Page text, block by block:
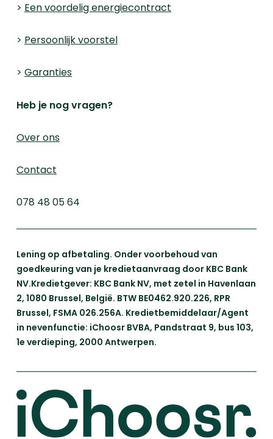
> Een voordelig energiecontract
> Persoonlijk voorstel
> Garanties
Heb je nog vragen?
Over ons
Contact
078 48 05 64
Lening op afbetaling. Onder voorbehoud van
goedkeuring van je kredietaanvraag door KBC Bank
NV.Kredietgever: KBC Bank NV, met zetel in Havenlaan
2, 1080 Brussel, België. BTW BE0462.920.226, RPR
Brussel, FSMA 026.256A. Kredietbemiddelaar/Agent
in nevenfunctie: iChoosr BVBA, Pandstraat 9, bus 103,
1e verdieping, 2000 Antwerpen.